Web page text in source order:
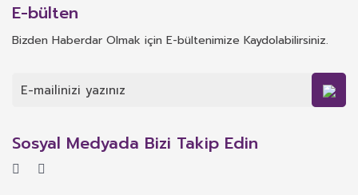
E-bülten
Bizden Haberdar Olmak için E-bültenimize Kaydolabilirsiniz.
Sosyal Medyada Bizi Takip Edin